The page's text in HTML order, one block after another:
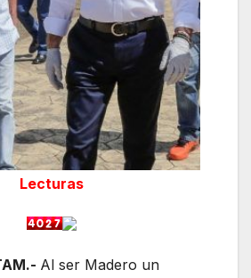
Lecturas
Al ser Madero un